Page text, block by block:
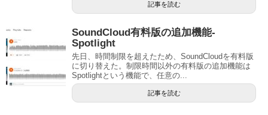
記事を読む
SoundCloud有料版の追加機能-
Spotlight
先日、時間制限を超えたため、SoundCloudを有料版
に切り替えた。制限時間以外の有料版の追加機能は
Spotlightという機能で、任意の...
記事を読む